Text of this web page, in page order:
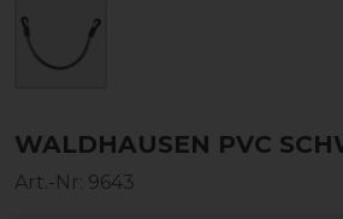
WALDHAUSEN PVC
Art.-Nr: 9643